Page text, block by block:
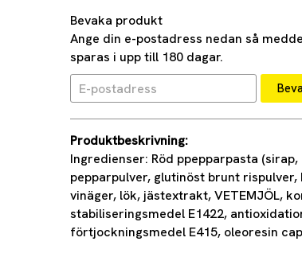
Bevaka produkt
Ange din e-postadress nedan så
sparas i upp till 180 dagar.
Produktbeskrivning:
Ingredienser: Röd ppepparpasta
pepparpulver, glutinöst brunt
vinäger, lök, jästextrakt, VETEMJÖL,
stabiliseringsmedel E1422,
förtjockningsmedel E415, oleoresin